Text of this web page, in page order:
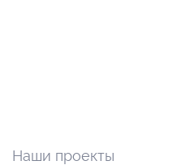
Наши проекты